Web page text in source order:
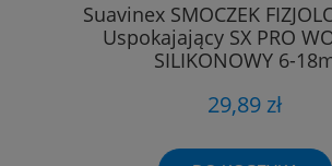
Suavinex SMOCZEK
Uspokajający SX PRO
SILIKONOWY 6-
29,89 zł